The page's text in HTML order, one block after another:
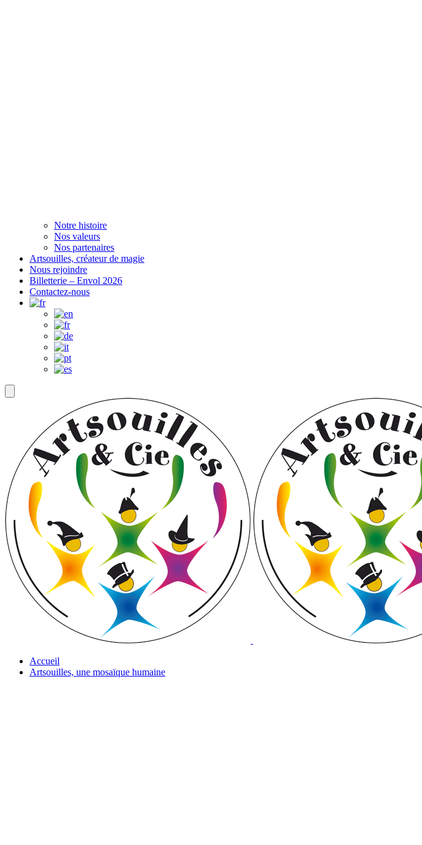
Notre histoire
Nos valeurs
Nos partenaires
Artsouilles, créateur de magie
Nous rejoindre
Billetterie – Envol 2026
Contactez-nous
Accueil
Artsouilles, une mosaïque humaine